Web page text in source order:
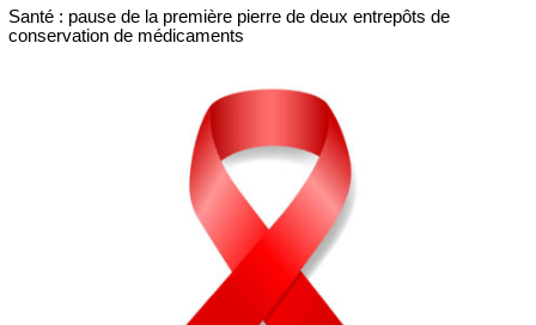
Santé : pause de la première pierre de deux entrepôts de
conservation de médicaments